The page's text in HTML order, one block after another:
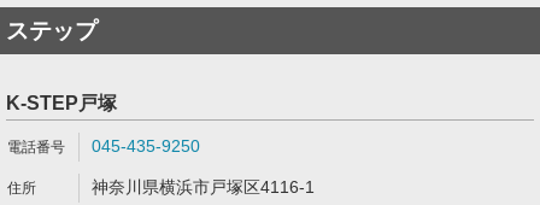
ステップ
K-STEP戸塚
045-435-9250
神奈川県横浜市戸塚区4116-1